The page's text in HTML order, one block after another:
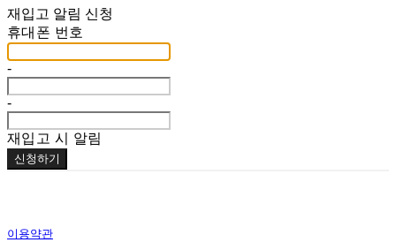
재입고 알림 신청
휴대폰 번호
-
-
재입고 시 알림
신청하기
이용약관